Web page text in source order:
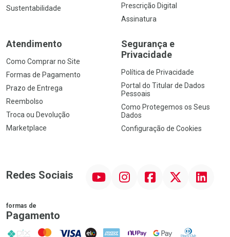
Sustentabilidade
Prescrição Digital
Assinatura
Atendimento
Como Comprar no Site
Formas de Pagamento
Prazo de Entrega
Reembolso
Troca ou Devolução
Marketplace
Segurança e
Privacidade
Política de Privacidade
Portal do Titular de Dados
Pessoais
Como Protegemos os Seus
Dados
Configuração de Cookies
Redes Sociais InstagramFacebookTwitter Linkedin
formas de
Pagamento
PIX MasterCard
VISA ELO AMEX NuPay Google PayDiners Club